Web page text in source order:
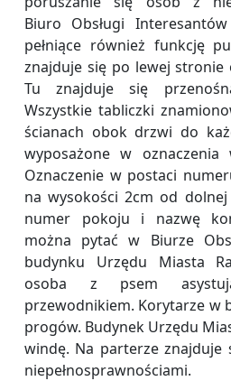
Biuro Obsługi
pełniące również funkcję
znajduje się po lewej stronie
Tu znajduje się
Wszystkie tabliczki
ścianach obok drzwi do
wyposażone w oznaczenia
Oznaczenie w postaci
na wysokości 2cm od
numer pokoju i nazwę
można pytać w Biurze
budynku Urzędu Miasta
osoba z psem
przewodnikiem. Korytarze w
progów. Budynek Urzędu
windę. Na parterze znajduje
niepełnosprawnościami.